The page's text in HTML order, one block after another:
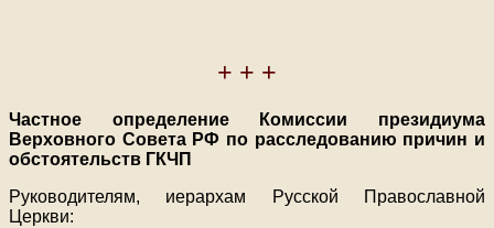
+ + +
Частное определение Комиссии президиума
Верховного Совета РФ по расследованию причин и
обстоятельств ГКЧП
Руководителям, иерархам Русской Православной
Церкви: